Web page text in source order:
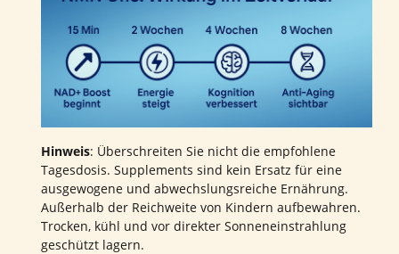
Hinweis: Überschreiten Sie nicht die empfohlene
Tagesdosis. Supplements sind kein Ersatz für eine
ausgewogene und abwechslungsreiche Ernährung.
Außerhalb der Reichweite von Kindern aufbewahren.
Trocken, kühl und vor direkter Sonneneinstrahlung
geschützt lagern.